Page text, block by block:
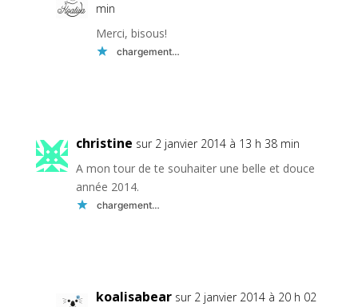
min
Merci, bisous!
chargement…
christine sur 2 janvier 2014 à 13 h 38 min
A mon tour de te souhaiter une belle et douce
année 2014.
chargement…
koalisabear sur 2 janvier 2014 à 20 h 02